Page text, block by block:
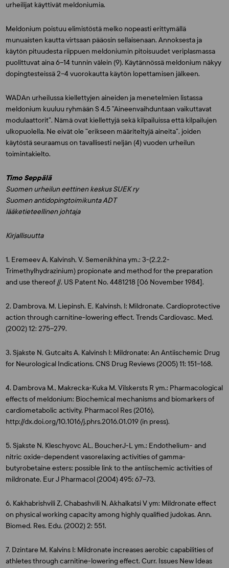
urheilijat käyttivät meldoniumia.
Meldonium poistuu elimistöstä melko nopeasti erittymällä
munuaisten kautta virtsaan pääosin sellaisenaan. Annoksesta ja
käytön pituudesta riippuen meldoniumin pitoisuudet veriplasmassa
puolittuvat aina 6–14 tunnin välein (9). Käytännössä meldonium näkyy
dopingtesteissä 2–4 vuorokautta käytön lopettamisen jälkeen.
WADAn urheilussa kiellettyjen aineiden ja menetelmien listassa
meldonium kuuluu ryhmään S 4.5 ”Aineenvaihduntaan vaikuttavat
modulaattorit”. Nämä ovat kiellettyjä sekä kilpailuissa että kilpailujen
ulkopuolella. Ne eivät ole ”erikseen määriteltyjä aineita”, joiden
käytöstä seuraamus on tavallisesti neljän (4) vuoden urheilun
toimintakielto.
Timo Seppälä
Suomen urheilun eettinen keskus SUEK ry
Suomen antidopingtoimikunta ADT
lääketieteellinen johtaja
Kirjallisuutta
1. Eremeev A, Kalvinsh, V. Semenikhina ym.: 3-(2,2,2-
Trimethylhydrazinium) propionate and method for the preparation
and use thereof //. US Patent No. 4481218 [06 November 1984].
2. Dambrova, M, Liepinsh, E, Kalvinsh, I: Mildronate. Cardioprotective
action through carnitine-lowering effect. Trends Cardiovasc. Med.
(2002) 12: 275–279.
3. Sjakste N, Gutcaits A, Kalvinsh I: Mildronate: An Antiischemic Drug
for Neurological Indications. CNS Drug Reviews (2005) 11: 151–168.
4. Dambrova M., Makrecka-Kuka M, Vilskersts R ym.: Pharmacological
effects of meldonium: Biochemical mechanisms and biomarkers of
cardiometabolic activity, Pharmacol Res (2016),
http://dx.doi.org/10.1016/j.phrs.2016.01.019 (in press).
5. Sjakste N, Kleschyovc AL, BoucherJ-L ym.: Endothelium- and
nitric oxide-dependent vasorelaxing activities of gamma-
butyrobetaine esters: possible link to the antiischemic activities of
mildronate. Eur J Pharmacol (2004) 495: 67–73.
6. Kakhabrishvili Z, Chabashvili N, Akhalkatsi V ym: Mildronate effect
on physical working capacity among highly qualified judokas. Ann.
Biomed. Res. Edu. (2002) 2: 551.
7. Dzintare M, Kalvins I: Mildronate increases aerobic capabilities of
athletes through carnitine-lowering effect. Curr. Issues New Ideas